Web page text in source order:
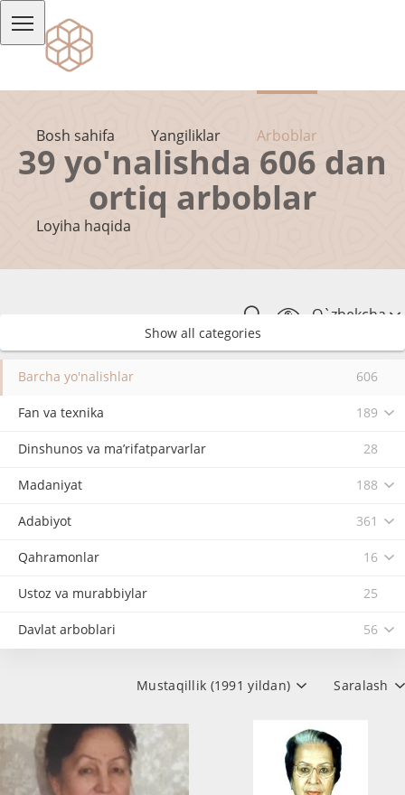
Bosh sahifa Yangiliklar Arboblar
Loyiha haqida
O`zbekcha
39 yo'nalishda 606 dan
ortiq arboblar
Show all categories
Barcha yo'nalishlar 606
Fan va texnika 189
Dinshunos va ma’rifatparvarlar 28
Madaniyat 188
Adabiyot 361
Qahramonlar 16
Ustoz va murabbiylar 25
Davlat arboblari 56
Saralash
Mustaqillik (1991 yildan)